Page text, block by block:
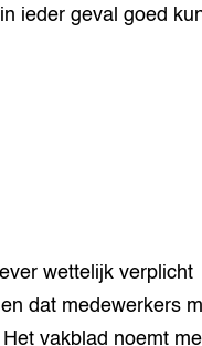
ieder geval goed
wettelijk verplicht
dat medewerkers
vakblad noemt